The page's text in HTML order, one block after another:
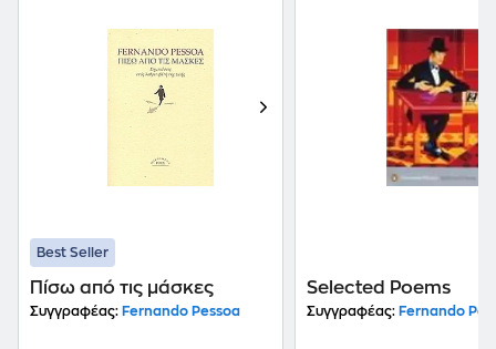
Best Seller
Πίσω από τις μάσκες
Συγγραφέας: Fernando Pessoa
Selected Poems
Συγγραφέας: Fernando